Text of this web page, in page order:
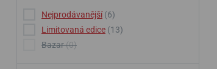
Nejprodávanější (6)
Limitovaná edice (13)
Bazar(0)